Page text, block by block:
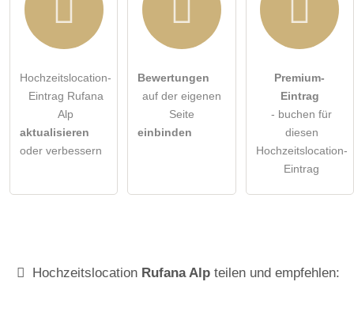
Hochzeitslocation-
Eintrag Rufana
Alp
aktualisieren
oder verbessern
Bewertungen
auf der eigenen
Seite
einbinden
Premium-
Eintrag
- buchen für
diesen
Hochzeitslocation-
Eintrag
Hochzeitslocation Rufana Alp teilen und empfehlen: